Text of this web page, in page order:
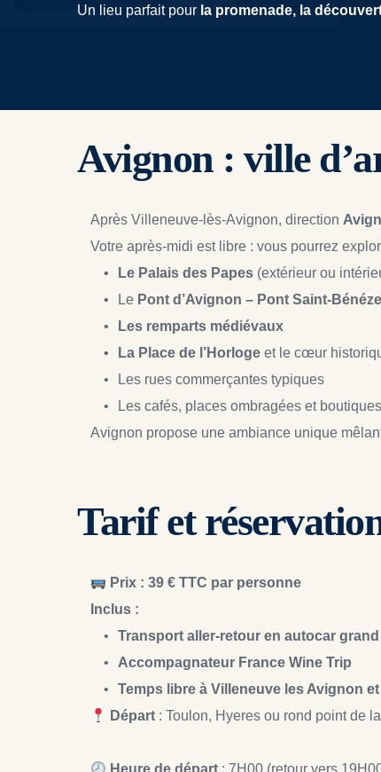
Un lieu parfait pour la promenade, la
Avignon : ville
Après Villeneuve-lès-Avignon, direction
Votre après-midi est libre : vous pourrez
Le Palais des Papes (extérieur ou
Le Pont d’Avignon – Pont Saint-
Les remparts médiévaux
La Place de l’Horloge et le cœur
Les rues commerçantes typiques
Les cafés, places ombragées et
Avignon propose une ambiance unique
Tarif et
Prix : 39 € TTC par personne
Inclus :
Transport aller-retour en autocar
Accompagnateur France Wine Trip
Temps libre à Villeneuve les Avignon
Départ : Toulon, Hyeres ou rond point de
Heure de départ : 7H00 (retour vers